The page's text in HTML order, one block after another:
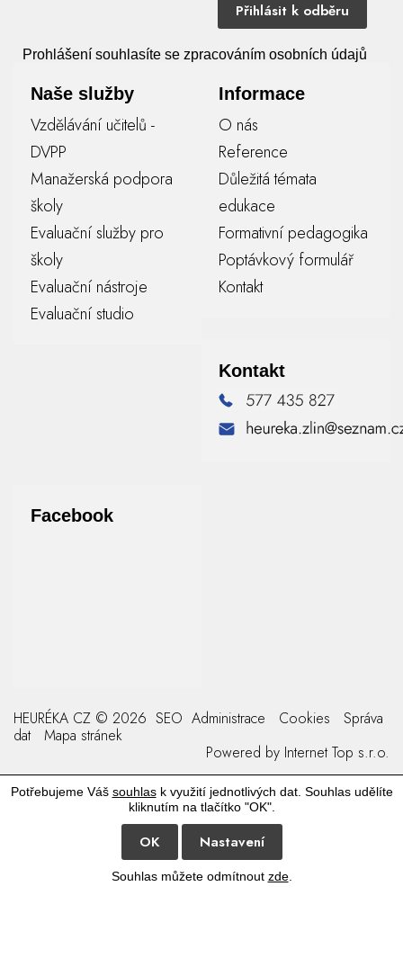
Přihlásit k odběru
Prohlášení souhlasíte se zpracováním osobních údajů
Naše služby
Vzdělávání učitelů -
DVPP
Manažerská podpora
školy
Evaluační služby pro
školy
Evaluační nástroje
Evaluační studio
Informace
O nás
Reference
Důležitá témata
edukace
Formativní pedagogika
Poptávkový formulář
Kontakt
Kontakt
Facebook
HEURÉKA CZ © 2026 SEO Administrace Cookies
Správa
dat
Mapa stránek
Powered by Internet Top s.r.o.
Potřebujeme Váš souhlask využití jednotlivých dat. Souhlas udělíte
kliknutím na tlačítko "OK".
OK Nastavení
Souhlas můžete odmítnout zde.